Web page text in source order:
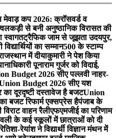
मेवाड़ कप 2026: क्रॉसवर्ड व
लकड़ी से बनी अनुष्ठानिक विरासत की
स्वागतट्रैफिक जाम से जूझता उदयपुर,
का सम्मान500 के स्टाम्प
में दीयाकुमारी ने पेश किया
पूनाराम गुर्जर को विदाई,
Budget 2026 सीए पल्लवी नाहर-
Budget 2026 सीए यश
दूरदृष्टी दस्तावेज है बजटUnion
बजट रिफार्म एक्सप्रेस हैपंजाब के
वाहन रैलीएफएमजीई का परिणाम
के कई स्कूलों में छात्राओं को दी
रेयांश ने विद्यार्थी विज्ञान मंथन में